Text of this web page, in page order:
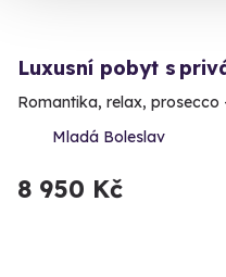
Luxusní pobyt s
Romantika, relax, prosecco
Mladá Boleslav
8 950 Kč